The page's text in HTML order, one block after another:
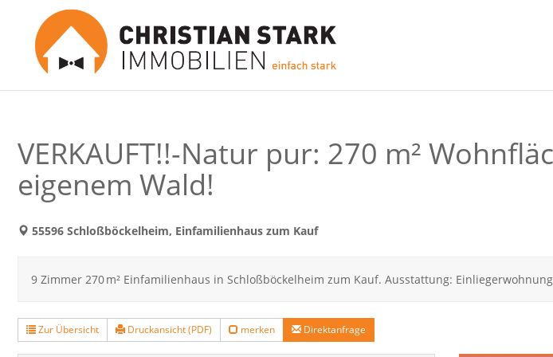
VERKAUFT!!-Natur pur: 270 m²
eigenem Wald!
55596 Schloßböckelheim, Einfamilienhaus zum Kauf
9 Zimmer 270 m² Einfamilienhaus in Schloßböckelheim zum Kauf. Ausstattung:
Zur Übersicht Druckansicht (PDF) merken Direktanfrage